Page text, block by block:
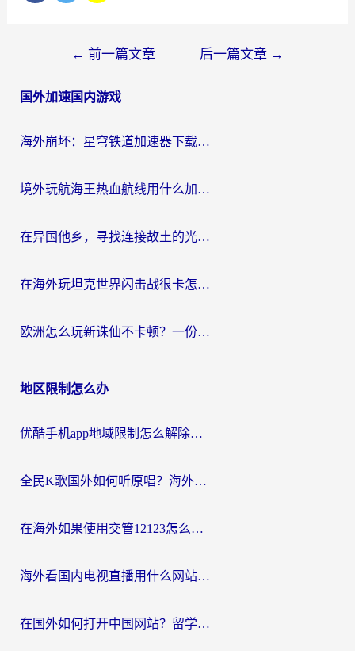
导
← 前一篇文章 后一篇文章 →
国外加速国内游戏
海外崩坏：星穹铁道加速器下载安装：一份给游子的终极网络指南
境外玩航海王热血航线用什么加速器？2026海外玩家实测最优方案（附欧洲问道堡垒前线加速技巧）
在异国他乡，寻找连接故土的光明大陆免费加速器
在海外玩坦克世界闪击战很卡怎么办？老玩家亲测有效的加速器选择指南
欧洲怎么玩新诛仙不卡顿？一份给海外游子的国服游戏畅玩指南
地区限制怎么办
优酷手机app地域限制怎么解除？海外党亲测有效的追剧方案
全民K歌国外如何听原唱？海外党亲测有效的回国加速器选择指南
在海外如果使用交管12123怎么处理？留学生亲测有效的回国加速方案
海外看国内电视直播用什么网站比较好？一篇解决你所有追剧难题的实用指南
在国外如何打开中国网站？留学生与海外华人的无缝访问指南